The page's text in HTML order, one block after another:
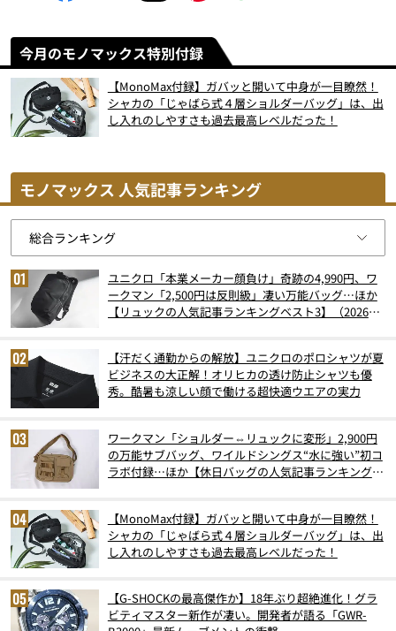
今月のモノマックス特別付録
【MonoMax付録】ガバッと開いて中身が一目瞭然！
シャカの「じゃばら式４層ショルダーバッグ」は、出
し入れのしやすさも過去最高レベルだった！
モノマックス 人気記事ランキング
ユニクロ「本業メーカー顔負け」奇跡の4,990円、ワ
ークマン「2,500円は反則級」凄い万能バッグ…ほか
【リュックの人気記事ランキングベスト3】（2026年
【汗だく通勤からの解放】ユニクロのポロシャツが夏
ビジネスの大正解！オリヒカの透け防止シャツも優
秀。酷暑も涼しい顔で働ける超快適ウエアの実力
ワークマン「ショルダー⇔リュックに変形」2,900円
の万能サブバッグ、ワイルドシングス“水に強い”初コ
ラボ付録…ほか【休日バッグの人気記事ランキングベ
【MonoMax付録】ガバッと開いて中身が一目瞭然！
シャカの「じゃばら式４層ショルダーバッグ」は、出
し入れのしやすさも過去最高レベルだった！
【G-SHOCKの最高傑作か】18年ぶり超絶進化！グラ
ビティマスター新作が凄い。開発者が語る「GWR-